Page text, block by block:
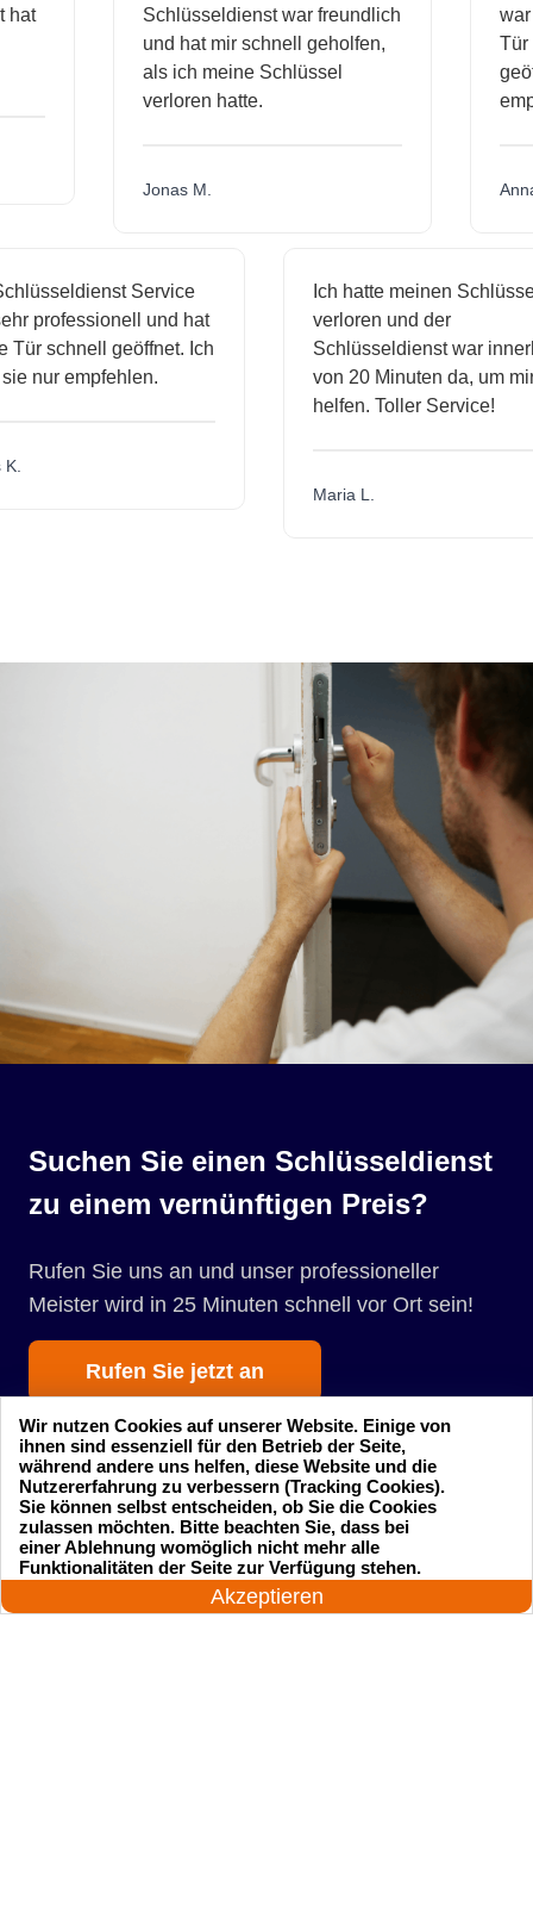
hat
Schlüsseldienst war freundlich
und hat mir schnell geholfen,
als ich meine Schlüssel
verloren hatte.
Jonas M.
Service
professionell und hat
schnell geöffnet. Ich
nur empfehlen.
Ich hatte meinen Schlüssel
verloren und der
Schlüsseldienst war
von 20 Minuten da, um mir
helfen. Toller Service!
Maria L.
Suchen Sie einen Schlüsseldienst
zu einem vernünftigen Preis?
Rufen Sie uns an und unser professioneller
Meister wird in 25 Minuten schnell vor Ort sein!
Rufen Sie jetzt an
Startseite Einsatzgebiete
Preise
24 Stunden am Tag
Akzeptieren
Wir nutzen Cookies auf unserer Website. Einige von
ihnen sind essenziell für den Betrieb der Seite,
während andere uns helfen, diese Website und die
Nutzererfahrung zu verbessern (Tracking Cookies).
Sie können selbst entscheiden, ob Sie die Cookies
zulassen möchten. Bitte beachten Sie, dass bei
einer Ablehnung womöglich nicht mehr alle
Funktionalitäten der Seite zur Verfügung stehen.